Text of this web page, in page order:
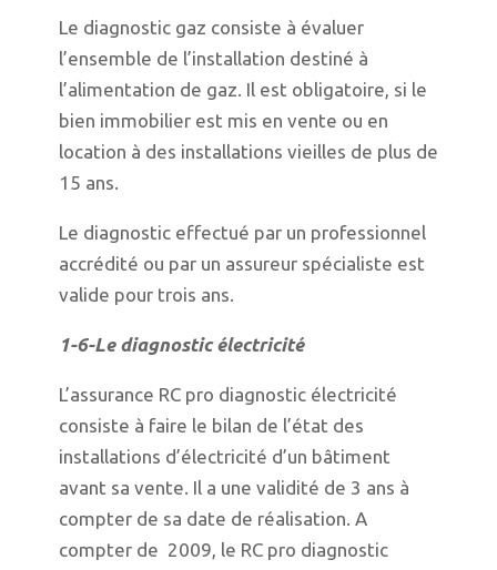
Le diagnostic gaz consiste à évaluer
l’ensemble de l’installation destiné à
l’alimentation de gaz. Il est obligatoire, si le
bien immobilier est mis en vente ou en
location à des installations vieilles de plus de
15 ans.
Le diagnostic effectué par un professionnel
accrédité ou par un assureur spécialiste est
valide pour trois ans.
1-6-Le diagnostic électricité
L’assurance RC pro diagnostic électricité
consiste à faire le bilan de l’état des
installations d’électricité d’un bâtiment
avant sa vente. Il a une validité de 3 ans à
compter de sa date de réalisation. A
compter de 2009, le RC pro diagnostic